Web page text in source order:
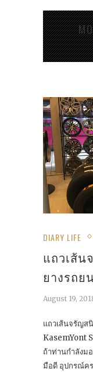
DIARY LIFE
แถวเส้น
ยางรถย
August 19,
แถวเส้นจรัญส
KasemYont
ถ้าท่านกำลังม
มือดี อุปกรณ์ค